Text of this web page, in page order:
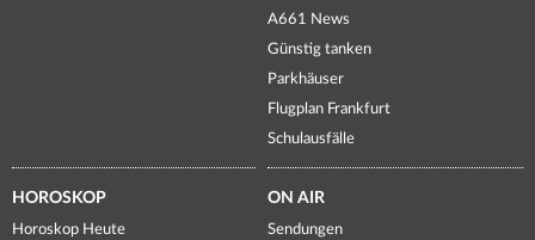
A661 News
Günstig tanken
Parkhäuser
Flugplan Frankfurt
Schulausfälle
HOROSKOP
Horoskop Heute
ON AIR
Sendungen